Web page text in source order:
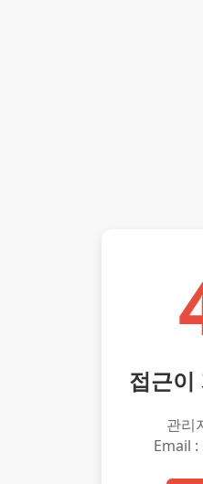
접근이
관리
Email